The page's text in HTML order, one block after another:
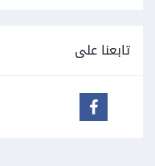
تابعنا على